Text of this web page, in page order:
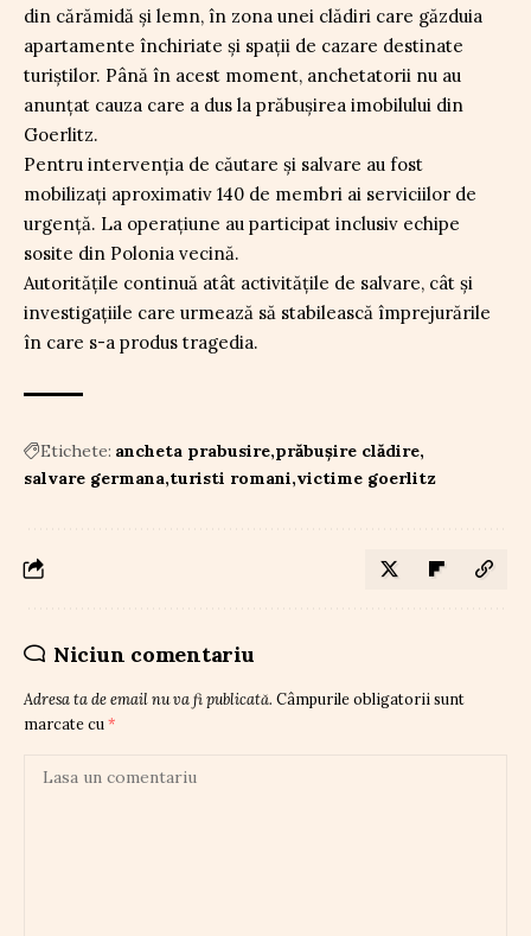
din cărămidă și lemn, în zona unei clădiri care găzduia
apartamente închiriate și spații de cazare destinate
turiștilor. Până în acest moment, anchetatorii nu au
anunțat cauza care a dus la prăbușirea imobilului din
Goerlitz.
Pentru intervenția de căutare și salvare au fost
mobilizați aproximativ 140 de membri ai serviciilor de
urgență. La operațiune au participat inclusiv echipe
sosite din Polonia vecină.
Autoritățile continuă atât activitățile de salvare, cât și
investigațiile care urmează să stabilească împrejurările
în care s-a produs tragedia.
Etichete: ancheta prabusire prăbușire clădire
salvare germana turisti romani victime goerlitz
Niciun comentariu
Adresa ta de email nu va fi publicată. Câmpurile obligatorii sunt
marcate cu *